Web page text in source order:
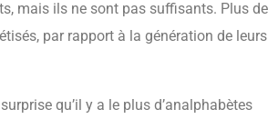
mais ils ne sont pas suffisants. Plus de
par rapport à la génération de leurs
qu’il y a le plus d’analphabètes